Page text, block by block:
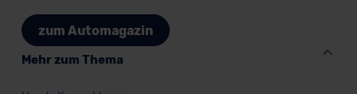
zum Automagazin
Mehr zum Thema